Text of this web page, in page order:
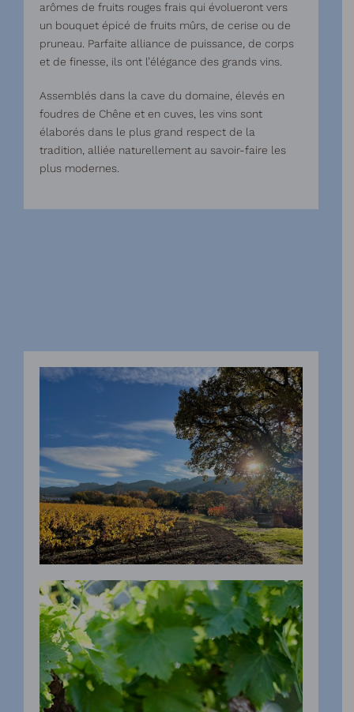
arômes de fruits rouges frais qui évolueront vers
un bouquet épicé de fruits mûrs, de cerise ou de
pruneau. Parfaite alliance de puissance, de corps
et de finesse, ils ont l’élégance des grands vins.
Assemblés dans la cave du domaine, élevés en
foudres de Chêne et en cuves, les vins sont
élaborés dans le plus grand respect de la
tradition, alliée naturellement au savoir-faire les
plus modernes.